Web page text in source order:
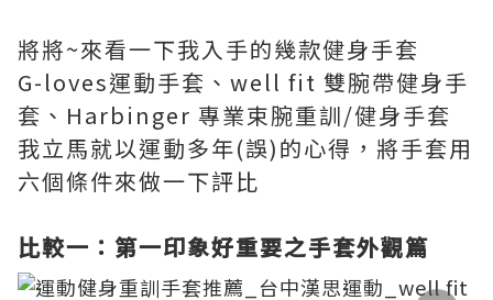
將將~來看一下我入手的幾款健身手套
G-loves運動手套、well fit 雙腕帶健身手
套、Harbinger 專業束腕重訓/健身手套
我立馬就以運動多年(誤)的心得，將手套用
六個條件來做一下評比
比較一：第一印象好重要之手套外觀篇